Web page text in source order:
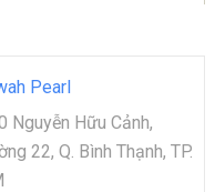
Pearl
Nguyễn Hữu Cảnh,
22, Q. Bình Thạnh, TP.